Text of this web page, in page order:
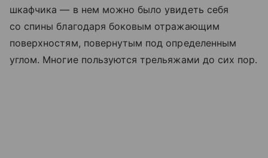
шкафчика — в нем можно было увидеть себя
со спины благодаря боковым отражающим
поверхностям, повернутым под определенным
углом. Многие пользуются трельяжами до сих пор.